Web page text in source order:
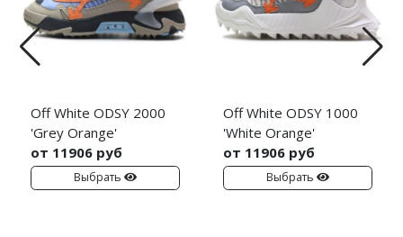
Off White ODSY 2000
'Grey Orange'
от 11906 руб
Выбрать
Off White ODSY 1000
'White Orange'
от 11906 руб
Выбрать